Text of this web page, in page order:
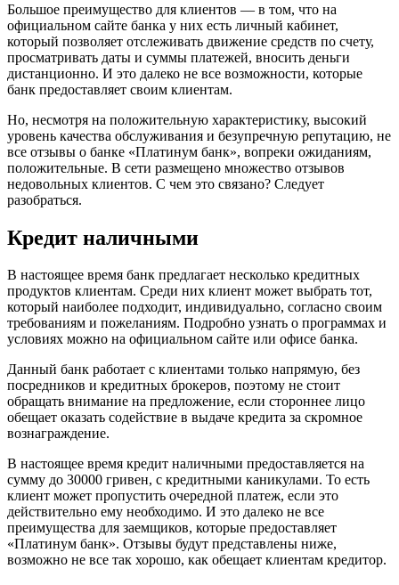
Большое преимущество для клиентов — в том, что на
официальном сайте банка у них есть личный кабинет,
который позволяет отслеживать движение средств по счету,
просматривать даты и суммы платежей, вносить деньги
дистанционно. И это далеко не все возможности, которые
банк предоставляет своим клиентам.
Но, несмотря на положительную характеристику, высокий
уровень качества обслуживания и безупречную репутацию, не
все отзывы о банке «Платинум банк», вопреки ожиданиям,
положительные. В сети размещено множество отзывов
недовольных клиентов. С чем это связано? Следует
разобраться.
Кредит наличными
В настоящее время банк предлагает несколько кредитных
продуктов клиентам. Среди них клиент может выбрать тот,
который наиболее подходит, индивидуально, согласно своим
требованиям и пожеланиям. Подробно узнать о программах и
условиях можно на официальном сайте или офисе банка.
Данный банк работает с клиентами только напрямую, без
посредников и кредитных брокеров, поэтому не стоит
обращать внимание на предложение, если стороннее лицо
обещает оказать содействие в выдаче кредита за скромное
вознаграждение.
В настоящее время кредит наличными предоставляется на
сумму до 30000 гривен, с кредитными каникулами. То есть
клиент может пропустить очередной платеж, если это
действительно ему необходимо. И это далеко не все
преимущества для заемщиков, которые предоставляет
«Платинум банк». Отзывы будут представлены ниже,
возможно не все так хорошо, как обещает клиентам кредитор.